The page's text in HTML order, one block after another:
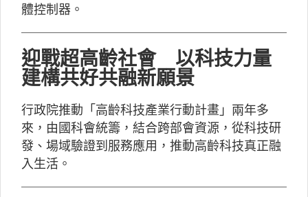
體控制器。
迎戰超高齡社會 以科技力量
建構共好共融新願景
行政院推動「高齡科技產業行動計畫」兩年多
來，由國科會統籌，結合跨部會資源，從科技研
發、場域驗證到服務應用，推動高齡科技真正融
入生活。